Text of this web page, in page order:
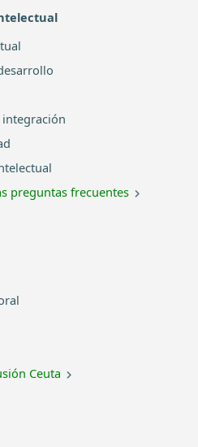
preguntas frecuentes
Ceuta